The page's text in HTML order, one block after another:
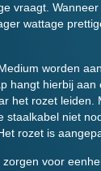
vraagt.
wattage
worden
hangt hierbij
het rozet
staalkabel niet
rozet is
voor